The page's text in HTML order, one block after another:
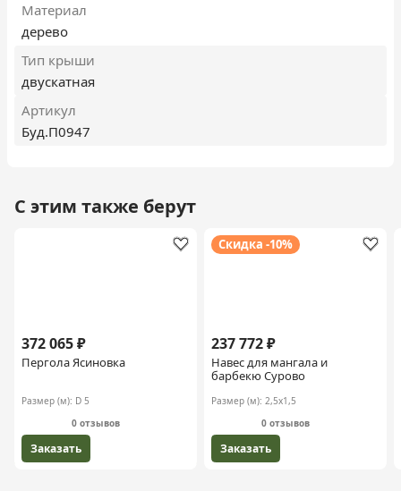
Материал
дерево
Тип крыши
двускатная
Артикул
Буд.П0947
С этим также берут
372 065 ₽
Пергола Ясиновка
Размер (м): D 5
0 отзывов
Заказать
Скидка -10%
237 772 ₽
Навес для мангала и
барбекю Сурово
Размер (м): 2,5х1,5
0 отзывов
Заказать